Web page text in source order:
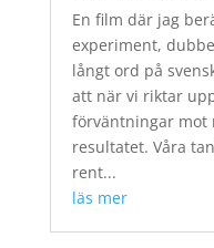
En film där jag
experiment,
långt ord på
att när vi riktar
förväntningar mot
resultatet. Våra
rent...
läs mer